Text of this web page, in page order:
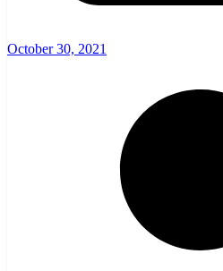
October 30, 2021